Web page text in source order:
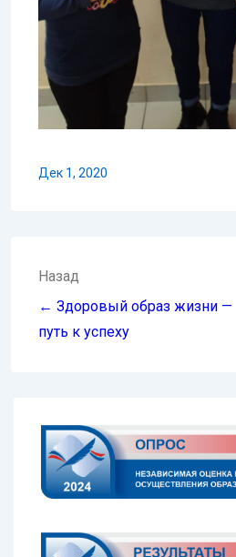
Дек 1, 2020
Навигация
по
записям
Назад
← Здоровый образ жизни —
путь к успеху